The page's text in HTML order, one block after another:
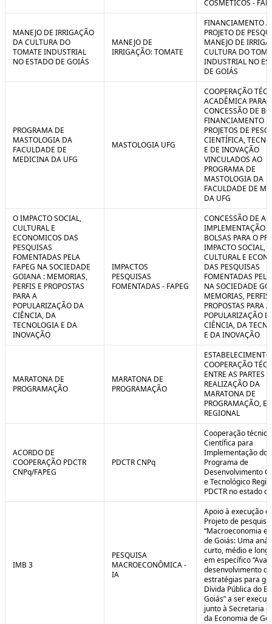
COSMÉTICOS -
MANEJO DE IRRIGAÇÃO
DA CULTURA DO
TOMATE INDUSTRIAL
NO ESTADO DE GOIÁS
MANEJO DE
IRRIGAÇÃO: TOMATE
FINANCIAMENTO
PROJETO DE
MANEJO DE
CULTURA DO
INDUSTRIAL NO
DE GOIÁS
PROGRAMA DE
MASTOLOGIA DA
FACULDADE DE
MEDICINA DA UFG
MASTOLOGIA UFG
COOPERAÇÃO
ACADÊMICA PARA
CONCESSÃO DE
FINANCIAMENTO
PROJETOS DE
CIENTÍFICA,
E DE INOVAÇÃO
VINCULADOS AO
PROGRAMA DE
MASTOLOGIA DA
FACULDADE DE
DA UFG
O IMPACTO SOCIAL,
CULTURAL E
ECONOMICOS DAS
PESQUISAS
FOMENTADAS PELA
FAPEG NA SOCIEDADE
GOIANA : MEMORIAS,
PERFIS E PROPOSTAS
PARA A
POPULARIZAÇÃO DA
CIÊNCIA, DA
TECNOLOGIA E DA
INOVAÇÃO
IMPACTOS
PESQUISAS
FOMENTADAS - FAPEG
CONCESSÃO DE
IMPLEMENTAÇÃO
BOLSAS PARA O
IMPACTO SOCIAL,
CULTURAL E
DAS PESQUISAS
FOMENTADAS
NA SOCIEDADE
MEMORIAS, PERFIS
PROPOSTAS PARA A
POPULARIZAÇÃO
CIÊNCIA, DA
E DA INOVAÇÃO
MARATONA DE
PROGRAMAÇÃO
MARATONA DE
PROGRAMAÇÃO
COOPERAÇÃO
ENTRE AS PARTES
REALIZAÇÃO DA
MARATONA DE
PROGRAMAÇÃO,
REGIONAL
ACORDO DE
COOPERAÇÃO PDCTR
CNPq/FAPEG
PDCTR CNPq
Cooperação
Científica para
Implementação do
Programa de
Desenvolvimento
e Tecnológico
PDCTR no estado
IMB 3
PESQUISA
MACROECONÔMICA -
IA
Apoio à execução
Projeto de pesquisa
“Macroeconomia e
de Goiás: Uma
curto, médio e
em específico
desenvolvimento de
estratégias para
Dívida Pública do
Goiás” a ser
junto à Secretaria
da Economia de